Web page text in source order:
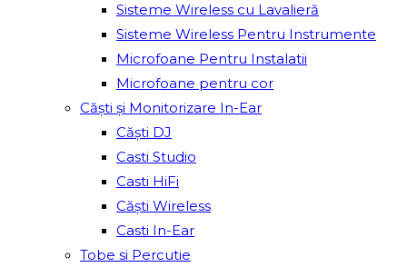
Sisteme Wireless cu Lavalieră
Sisteme Wireless Pentru Instrumente
Microfoane Pentru Instalatii
Microfoane pentru cor
Căști și Monitorizare In-Ear
Căști DJ
Casti Studio
Casti HiFi
Căști Wireless
Casti In-Ear
Tobe si Percutie